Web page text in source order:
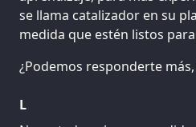
se llama catalizador en su
medida que estén listos
¿Podemos responderte
L